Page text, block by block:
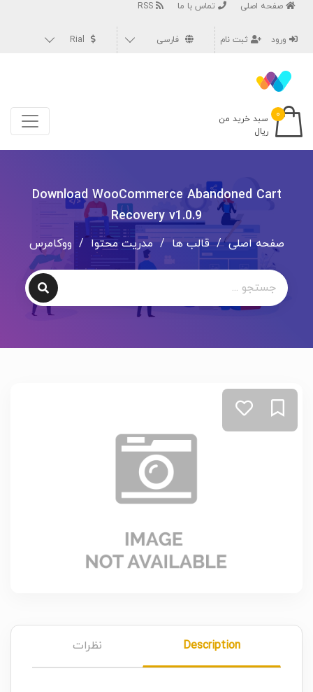
صفحه اصلی تماس با ما
ورود ثبت نام فارسی
۰
سبد خرید من
ریال
Download WooCommerce Abandoned Cart
Recovery v1.0.9
صفحه اصلی / قالب ها / مدریت محتوا / ووکامرس
Description نظرات